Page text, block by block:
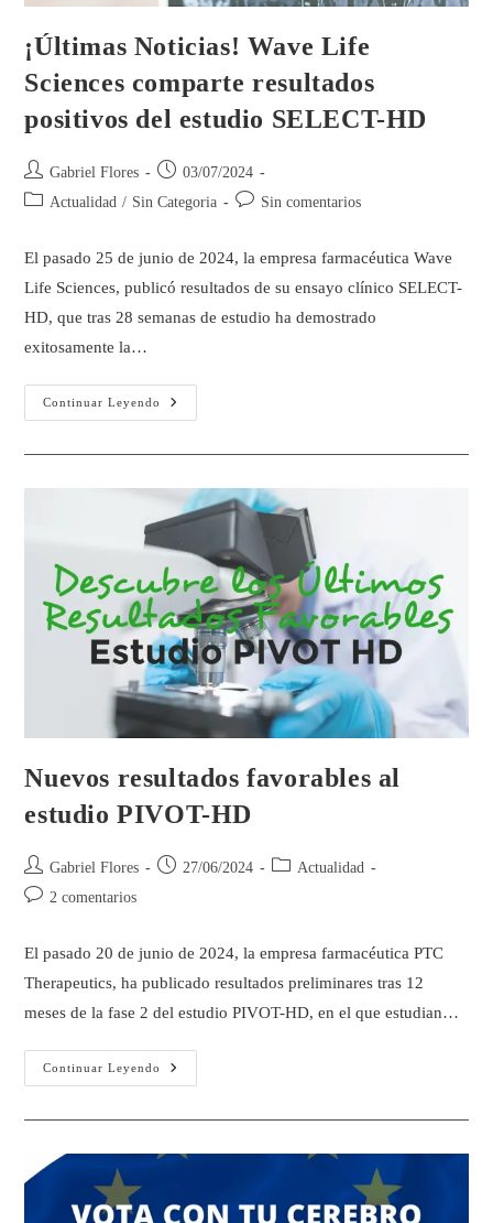
¡Últimas Noticias! Wave Life
Sciences comparte resultados
positivos del estudio SELECT-HD
Gabriel Flores
03/07/2024
Actualidad / Sin Categoria Sin comentarios
El pasado 25 de junio de 2024, la empresa farmacéutica Wave
Life Sciences, publicó resultados de su ensayo clínico SELECT-
HD, que tras 28 semanas de estudio ha demostrado
exitosamente la…
Continuar Leyendo
Nuevos resultados favorables al
estudio PIVOT-HD
Gabriel Flores 27/06/2024
Actualidad
2 comentarios
El pasado 20 de junio de 2024, la empresa farmacéutica PTC
Therapeutics, ha publicado resultados preliminares tras 12
meses de la fase 2 del estudio PIVOT-HD, en el que estudian…
Continuar Leyendo